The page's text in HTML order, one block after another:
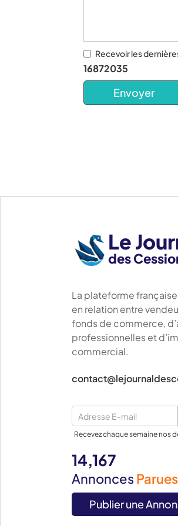
Recevoir les
16872035
Le
des
La plateforme
en relation entre
fonds de commerce,
professionnelles et
commercial.
Recevez chaque semaine nos
14,167
Annonces Parues
Publier une